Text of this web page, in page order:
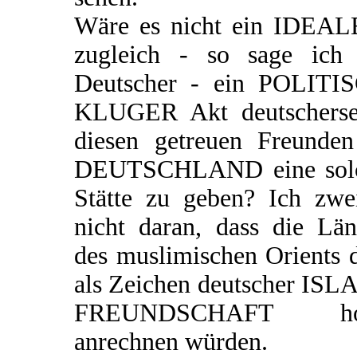
Wäre es nicht ein
zugleich - so sage ich
Deutscher - ein
KLUGER Akt
diesen getreuen
DEUTSCHLAND eine
Stätte zu geben? Ich
nicht daran, dass die
des muslimischen Orients
als Zeichen deutscher
FREUNDSCHAFT
anrechnen würden.